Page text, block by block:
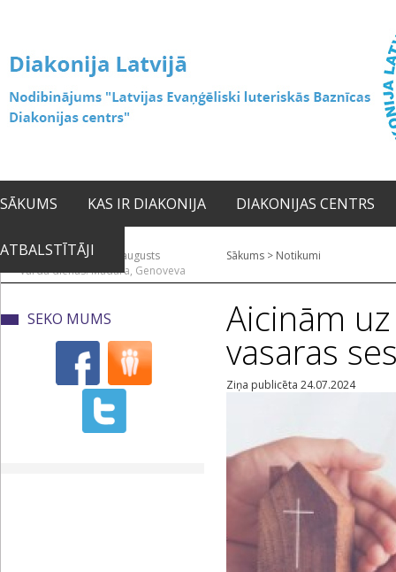
SĀKUMS KAS IR DIAKONIJA DIAKONIJAS CENTRS
ATBALSTĪTĀJI2026. gada 09. augusts
Vārda dienas: Madara, Genoveva
Sākums > Notikumi
SEKO MUMS Aicinām
vasaras
Ziņa publicēta 24.07.2024